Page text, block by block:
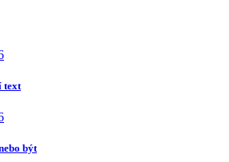
text
být